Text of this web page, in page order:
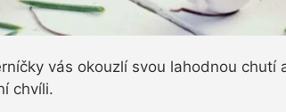
vás okouzlí svou lahodnou
chvíli.